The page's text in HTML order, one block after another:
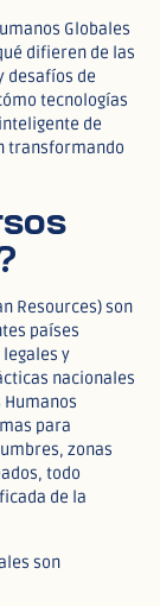
Globales
difieren de las
desafíos de
tecnologías
de
transformando
Resources) son
países
y
nacionales
Humanos
para
zonas
todo
de la
son